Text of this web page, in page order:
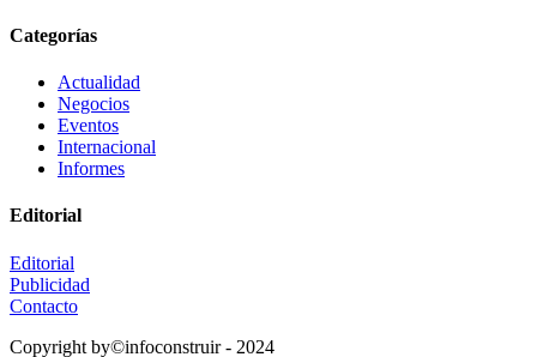
Categorías
Actualidad
Negocios
Eventos
Internacional
Informes
Editorial
Editorial
Publicidad
Contacto
Copyright by©infoconstruir - 2024